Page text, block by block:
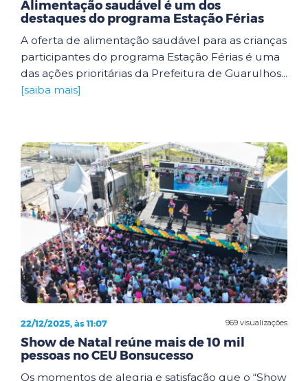
Alimentação saudável é um dos
destaques do programa Estação Férias
A oferta de alimentação saudável para as crianças
participantes do programa Estação Férias é uma
das ações prioritárias da Prefeitura de Guarulhos...
[saiba mais]
969 visualizações
22/12/2025, às 11:07
Show de Natal reúne mais de 10 mil
pessoas no CEU Bonsucesso
Os momentos de alegria e satisfação que o “Show